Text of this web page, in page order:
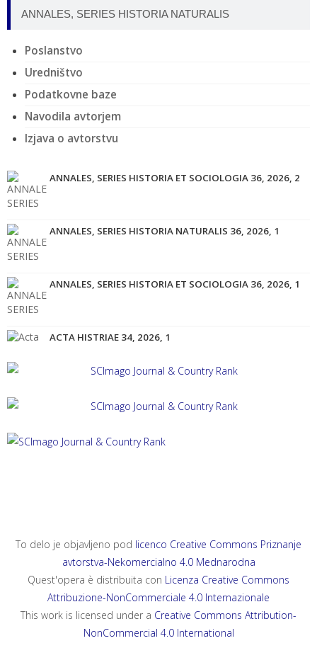
ANNALES, SERIES HISTORIA NATURALIS
Poslanstvo
Uredništvo
Podatkovne baze
Navodila avtorjem
Izjava o avtorstvu
ANNALES, SERIES HISTORIA ET SOCIOLOGIA 36, 2026, 2
ANNALES, SERIES HISTORIA NATURALIS 36, 2026, 1
ANNALES, SERIES HISTORIA ET SOCIOLOGIA 36, 2026, 1
ACTA HISTRIAE 34, 2026, 1
ANNALES, SERIES HISTORIA ET SOCIOLOGIA 35, 2025, 4
To delo je objavljeno pod licenco Creative Commons Priznanje
avtorstva-Nekomercialno 4.0 Mednarodna
Quest'opera è distribuita con Licenza Creative Commons
Attribuzione-NonCommerciale 4.0 Internazionale
This work is licensed under a Creative Commons Attribution-
NonCommercial 4.0 International